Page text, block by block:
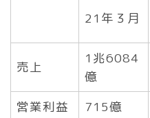
21年３月
売上
1兆6084
億
営業利益 715億